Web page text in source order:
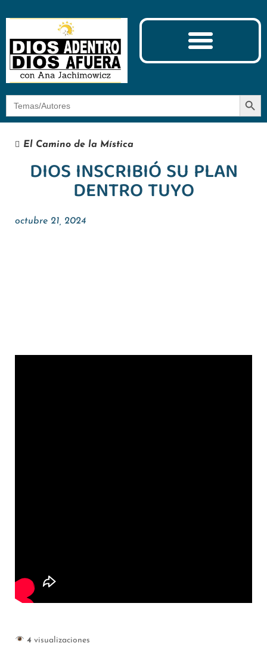
Botón
El Camino de la Mística
DIOS INSCRIBIÓ SU PLAN
DENTRO TUYO
octubre 21, 2024
4visualizaciones